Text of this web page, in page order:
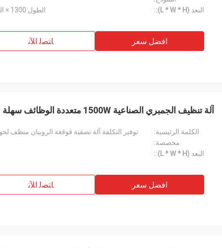
البعد (L * W * H)::
الطول 1300 × العرض 1200 × الارتفاع 1501 مم
افضل سعر ﺎﺘﺼﻟ ﺍﻶﻧ
آلة تنظيف الجمبري الصناعية 1500W متعددة الوظائف سهلة التشغيل
الكلمة الرئيسية:
توفير التكلفة آلة تصفية قوقعة الروبيان منظف
مخصصة:
البعد (L * W * H)::
افضل سعر ﺎﺘﺼﻟ ﺍﻶﻧ